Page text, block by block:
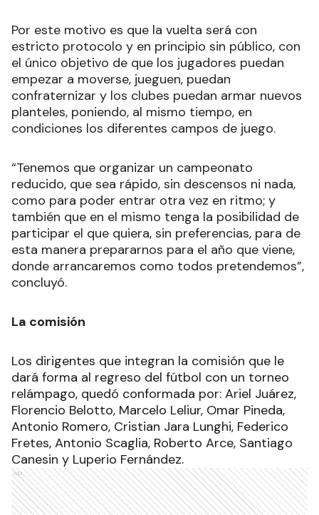
Por este motivo es que la vuelta será con
estricto protocolo y en principio sin público, con
el único objetivo de que los jugadores puedan
empezar a moverse, jueguen, puedan
confraternizar y los clubes puedan armar nuevos
planteles, poniendo, al mismo tiempo, en
condiciones los diferentes campos de juego.
“Tenemos que organizar un campeonato
reducido, que sea rápido, sin descensos ni nada,
como para poder entrar otra vez en ritmo; y
también que en el mismo tenga la posibilidad de
participar el que quiera, sin preferencias, para de
esta manera prepararnos para el año que viene,
donde arrancaremos como todos pretendemos”,
concluyó.
La comisión
Los dirigentes que integran la comisión que le
dará forma al regreso del fútbol con un torneo
relámpago, quedó conformada por: Ariel Juárez,
Florencio Belotto, Marcelo Leliur, Omar Pineda,
Antonio Romero, Cristian Jara Lunghi, Federico
Fretes, Antonio Scaglia, Roberto Arce, Santiago
Canesin y Luperio Fernández.
Ads